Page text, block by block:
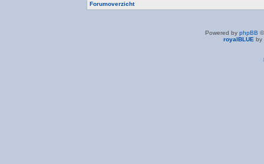
Forumoverzicht
Powered by phpBB
royalBLUE by